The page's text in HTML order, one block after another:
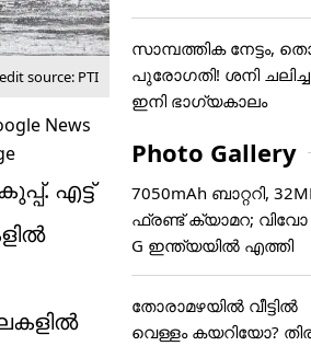
source: PTI
എട്ട്
സാമ്പത്തിക നേട്ടം,
പുരോഗതി! ശനി
ഇനി ഭാഗ്യകാലം
Photo Gallery
7050mAh ബാറ്ററി,
ഫ്രണ്ട് ക്യാമറ; വിവോ
G ഇന്ത്യയിൽ എത്തി
തോരാമഴയിൽ വീട്ടിൽ
വെള്ളം കയറിയോ?